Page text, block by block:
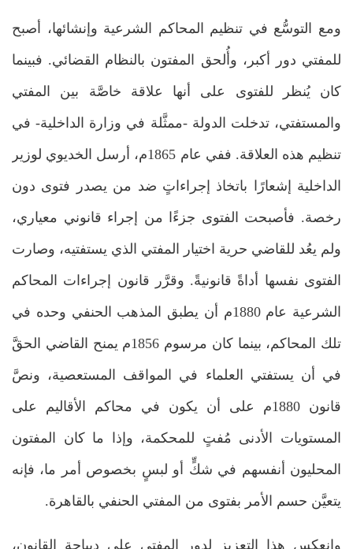
ومع التوسُّع في تنظيم المحاكم الشرعية وإنشائها، أصبح
للمفتي دور أكبر، وأُلحق المفتون بالنظام القضائي. فبينما
كان يُنظر للفتوى على أنها علاقة خاصَّة بين المفتي
والمستفتي، تدخلت الدولة -ممثَّلة في وزارة الداخلية- في
تنظيم هذه العلاقة. ففي عام 1865م، أرسل الخديوي لوزير
الداخلية إشعارًا باتخاذ إجراءاتٍ ضد من يصدر فتوى دون
رخصة. فأصبحت الفتوى جزءًا من إجراء قانوني معياري،
ولم يعُد للقاضي حرية اختيار المفتي الذي يستفتيه، وصارت
الفتوى نفسها أداةً قانونيةً. وقرَّر قانون إجراءات المحاكم
الشرعية عام 1880م أن يطبق المذهب الحنفي وحده في
تلك المحاكم، بينما كان مرسوم 1856م يمنح القاضي الحقَّ
في أن يستفتي العلماء في المواقف المستعصية، ونصَّ
قانون 1880م على أن يكون في محاكم الأقاليم على
المستويات الأدنى مُفتٍ للمحكمة، وإذا ما كان المفتون
المحليون أنفسهم في شكٍّ أو لبسٍ بخصوص أمر ما، فإنه
يتعيَّن حسم الأمر بفتوى من المفتي الحنفي بالقاهرة.
وانعكس هذا التعزيز لدور المفتي على ديباجة القانون،